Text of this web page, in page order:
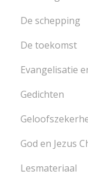
De schepping
De toekomst
Evangelisatie
Gedichten
God en Jezus
Lesmateriaal